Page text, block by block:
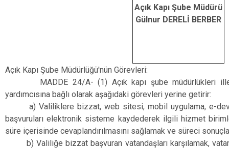
Açık Kapı Şube Müdürü
Gülnur DERELİ BERBER
Açık Kapı Şube Müdürlüğü'nün Görevleri:
MADDE 24/A- (1) Açık kapı şube müdürlükleri
yardımcısına bağlı olarak aşağıdaki görevleri yerine getirir:
a) Valiliklere bizzat, web sitesi, mobil uygulama, e-
başvuruları elektronik sisteme kaydederek ilgili hizmet
süre içerisinde cevaplandırılmasını sağlamak ve süreci
b) Valiliğe bizzat başvuran vatandaşları karşılamak,